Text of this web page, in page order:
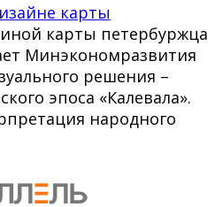
карты
карты петербуржца
Минэкономразвития
решения –
эпоса «Калевала».
народного